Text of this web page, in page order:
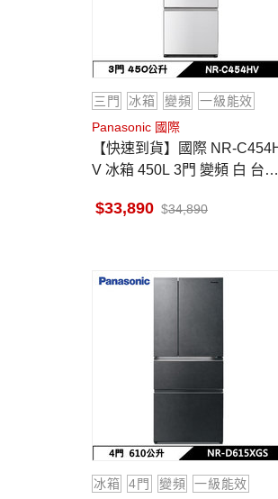
三門 冰箱 變頻
一級能效
Panasonic 國際
【快速到貨】國際 NR-C454H
V 冰箱 450L 3門 變頻 白 台南
33,890 34,890
冰箱 4門 變頻
一級能效